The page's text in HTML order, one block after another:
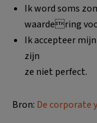
Ik word soms
waardering
Ik accepteer
zijn
ze niet perfect.
Bron: De corporate